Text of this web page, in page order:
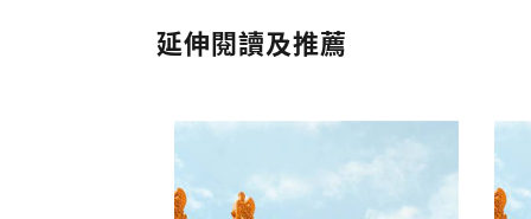
延伸閱讀及推薦